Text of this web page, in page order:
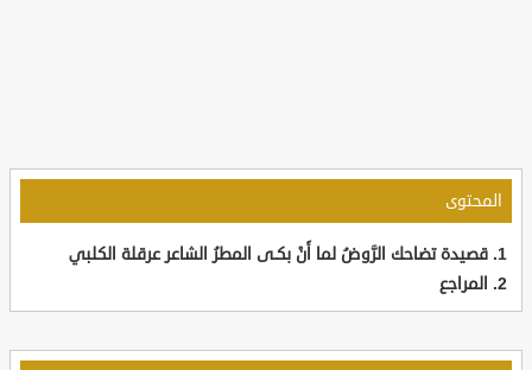
المحتوى
قصيدة تضاحك الرَّوضُ لما أَنْ بكـى المطرُ الشاعر عرقلة الكلبي
المراجع